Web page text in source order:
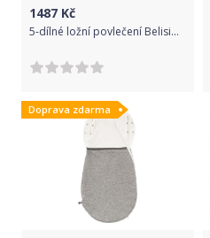
1487 Kč
5-dílné ložní povlečení Belisima Bear in love 90/120 růžové, Růžová
Doprava zdarma